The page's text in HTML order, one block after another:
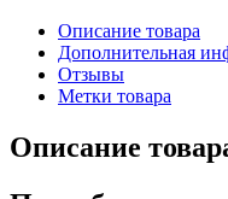
Описание товара
Дополнительная
Отзывы
Метки товара
Описание